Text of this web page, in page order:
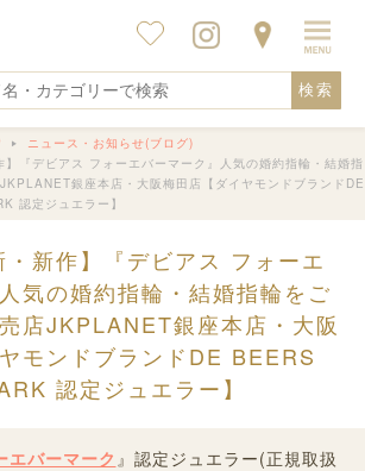
検索
ニュース・お知らせ(ブログ)
】『デビアス フォーエバーマーク』人気の婚約指輪・結婚指
銀座本店・大阪梅田店【ダイヤモンドブランドDE
認定ジュエラー】
・新作】『デビアス フォーエ
気の婚約指輪・結婚指輪をご
店JKPLANET銀座本店・大阪
モンドブランドDE BEERS
認定ジュエラー】
エバーマーク 』認定ジュエラー(正規取扱